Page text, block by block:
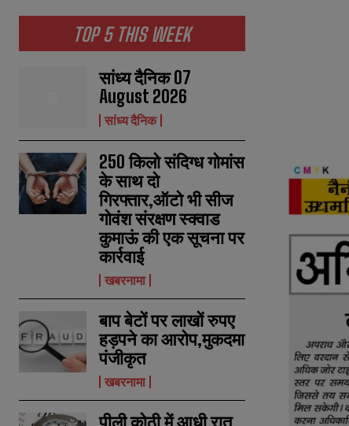
TOP 5 THIS WEEK
सांध्य दैनिक 07
August 2026
सांध्य दैनिक
250 किलो संदिग्ध गोमांस
के साथ दो
गिरफ्तार,ऑटो भी सीज
गोवंश संरक्षण स्क्वाड
कुमाऊं की एक सूचना पर
कार्रवाई
खबरनामा
बाप बेटों पर लाखों रुपए
हड़पने का आरोप,मुकदमा
पंजीकृत
खबरनामा
पीली कोठी में आधी रात